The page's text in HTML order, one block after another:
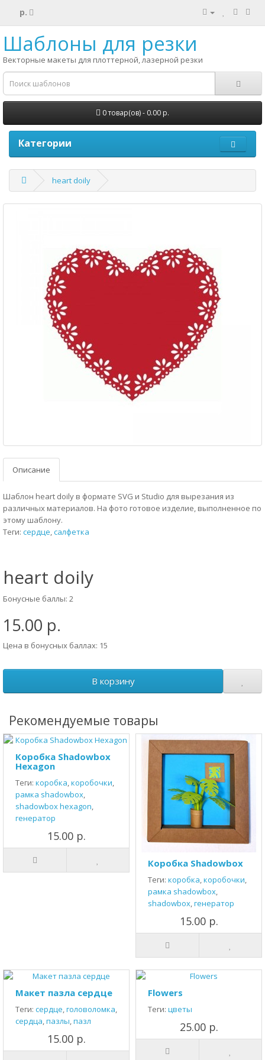
р.
Шаблоны для резки
Векторные макеты для плоттерной, лазерной резки
0 товар(ов) - 0.00 р.
Категории
heart doily
Описание
Шаблон heart doily в формате SVG и Studio для вырезания из
различных материалов. На фото готовое изделие, выполненное по
этому шаблону.
Теги: сердце,салфетка
heart doily
Бонусные баллы: 2
15.00 р.
Цена в бонусных баллах: 15
В корзину
Рекомендуемые товары
Коробка Shadowbox
Hexagon
Теги: коробка,коробочки,
рамка shadowbox,
shadowbox hexagon,
генератор
15.00 р.
Коробка Shadowbox
Теги: коробка,коробочки,
рамка shadowbox,
shadowbox,генератор
15.00 р.
Макет пазла сердце
Теги: сердце,головоломка,
сердца,пазлы,пазл
15.00 р.
Flowers
Теги: цветы
25.00 р.